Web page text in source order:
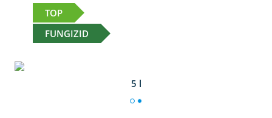
TOP
FUNGIZID
5 l